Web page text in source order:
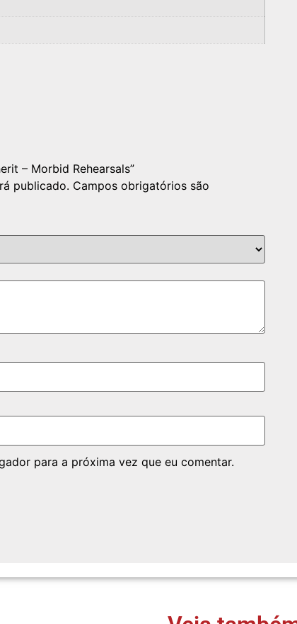
– Morbid Rehearsals”
publicado. Campos obrigatórios são
para a próxima vez que eu comentar.